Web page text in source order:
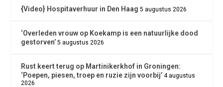
{Video} Hospitaverhuur in Den Haag 5 augustus 2026
‘Overleden vrouw op Koekamp is een natuurlijke dood
gestorven’ 5 augustus 2026
Rust keert terug op Martinikerkhof in Groningen:
‘Poepen, piesen, troep en ruzie zijn voorbij’ 4 augustus
2026